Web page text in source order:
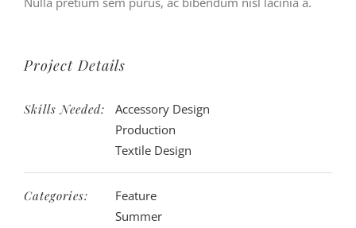
Project Details
Skills Needed:
Accessory Design
Production
Textile Design
Categories:
Feature
Summer